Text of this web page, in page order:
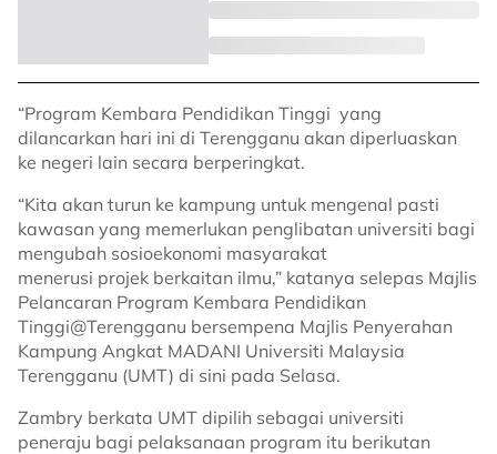
“Program Kembara Pendidikan Tinggi yang
dilancarkan hari ini di Terengganu akan diperluaskan
ke negeri lain secara berperingkat.
“Kita akan turun ke kampung untuk mengenal pasti
kawasan yang memerlukan penglibatan universiti bagi
mengubah sosioekonomi masyarakat
menerusi projek berkaitan ilmu,” katanya selepas Majlis
Pelancaran Program Kembara Pendidikan
Tinggi@Terengganu bersempena Majlis Penyerahan
Kampung Angkat MADANI Universiti Malaysia
Terengganu (UMT) di sini pada Selasa.
Zambry berkata UMT dipilih sebagai universiti
peneraju bagi pelaksanaan program itu berikutan